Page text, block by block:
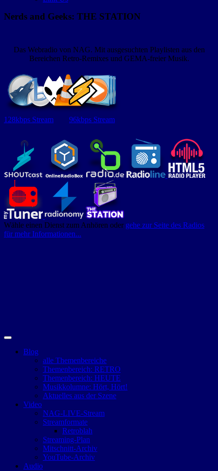
Nerds and Geeks: THE STATION
Das Webradio von NAG. Mit ausgesuchten Playlisten aus den
Bereichen Retro-Remixes und GEMA-freier Musik.
128kbps Stream 96kbps Stream
Wähle einen Dienst zum Anhören oder gehe zur Seite des Radios
für mehr Informationen...
Blog
alle Themenbereiche
Themenbereich: RETRO
Themenbereich: HEUTE
Musikkolumne: Hört, Hört!
Aktuelles aus der Szene
Video
NAG-LIVE-Stream
Streamformate
Retroblah
Streaming-Plan
Mitschnitt-Archiv
YouTube-Archiv
Audio